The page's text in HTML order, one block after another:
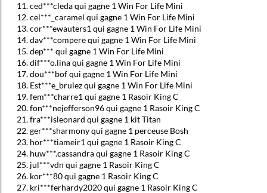
ced***cleda qui gagne 1 Win For Life Mini
cel***_caramel qui gagne 1 Win For Life Mini
cor***ewauters1 qui gagne 1 Win For Life Mini
dav***compere qui gagne 1 Win For Life Mini
dep*** qui gagne 1 Win For Life Mini
dif***o.lina qui gagne 1 Win For Life Mini
dou***bof qui gagne 1 Win For Life Mini
Est***e_brulez qui gagne 1 Win For Life Mini
fem***charre1 qui gagne 1 Rasoir King C
fon***nejefferson96 qui gagne 1 Rasoir King C
fra***isleonard qui gagne 1 kit Titan
ger***sharmony qui gagne 1 perceuse Bosh
hor***tiameir1 qui gagne 1 Rasoir King C
huw***.cassandra qui gagne 1 Rasoir King C
jul***vdn qui gagne 1 Rasoir King C
kor***80 qui gagne 1 Rasoir King C
kri***ferhardy2020 qui gagne 1 Rasoir King C